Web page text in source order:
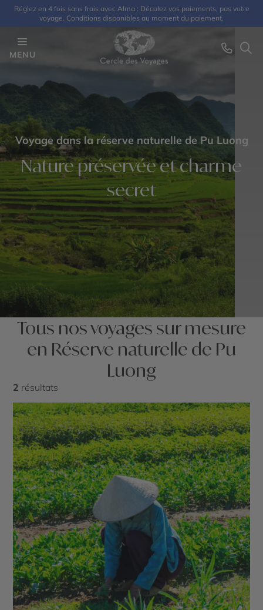
Réglez en 4 fois sans frais avec Alma : Décalez vos paiements, pas votre
voyage. Conditions disponibles au moment du paiement.
MENU
Voyage dans la réserve naturelle de Pu Luong
Nature préservée et charme
secret
Tous nos voyages sur mesure
en Réserve naturelle de Pu
Luong
2 résultats